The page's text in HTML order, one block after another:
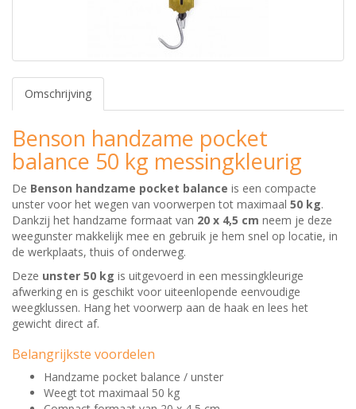
Omschrijving
Benson handzame pocket
balance 50 kg messingkleurig
De Benson handzame pocket balance is een compacte
unster voor het wegen van voorwerpen tot maximaal 50 kg.
Dankzij het handzame formaat van 20 x 4,5 cm neem je deze
weegunster makkelijk mee en gebruik je hem snel op locatie, in
de werkplaats, thuis of onderweg.
Deze unster 50 kg is uitgevoerd in een messingkleurige
afwerking en is geschikt voor uiteenlopende eenvoudige
weegklussen. Hang het voorwerp aan de haak en lees het
gewicht direct af.
Belangrijkste voordelen
Handzame pocket balance / unster
Weegt tot maximaal 50 kg